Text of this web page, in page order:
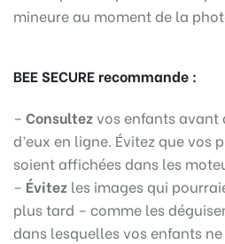
mineure au moment de la
BEE SECURE recommande :
– Consultezvos enfants avant
d’eux en ligne. Évitez que vos
soient affichées dans les
– Évitez les images qui
plus tard – comme les
dans lesquelles vos enfants